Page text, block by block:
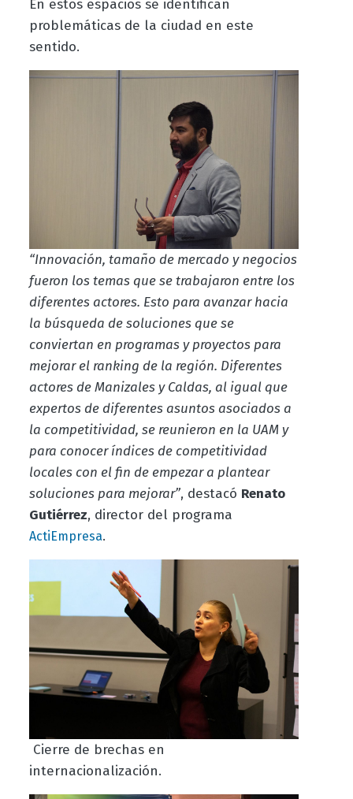
En estos espacios se identifican
problemáticas de la ciudad en este
sentido.
“Innovación, tamaño de mercado y negocios
fueron los temas que se trabajaron entre los
diferentes actores. Esto para avanzar hacia
la búsqueda de soluciones que se
conviertan en programas y proyectos para
mejorar el ranking de la región. Diferentes
actores de Manizales y Caldas, al igual que
expertos de diferentes asuntos asociados a
la competitividad, se reunieron en la UAM y
para conocer índices de competitividad
locales con el fin de empezar a plantear
soluciones para mejorar”, destacó Renato
Gutiérrez, director del programa
ActiEmpresa.
Cierre de brechas en
internacionalización.